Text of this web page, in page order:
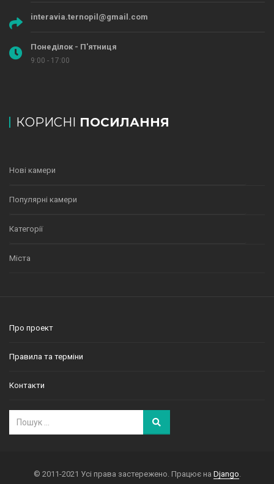
interavia.ternopil@gmail.com
Понеділок - П'ятниця
9:00 - 17:00
КОРИСНІ ПОСИЛАННЯ
Нові камери
Популярні камери
Категорії
Міста
Про проект
Правила та терміни
Контакти
© 2011-2021 Усі права застережено. Працює на Django.